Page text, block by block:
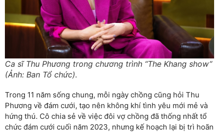
Ca sĩ Thu Phương trong chương trình “The Khang show”
(Ảnh: Ban Tổ chức).
Trong 11 năm sống chung, mỗi ngày chồng cũng hỏi Thu
Phương về đám cưới, tạo nên không khí tình yêu mới mẻ và
hứng thú. Cô chia sẻ về việc đôi vợ chồng đã thống nhất tổ
chức đám cưới cuối năm 2023, nhưng kế hoạch lại bị trì hoãn